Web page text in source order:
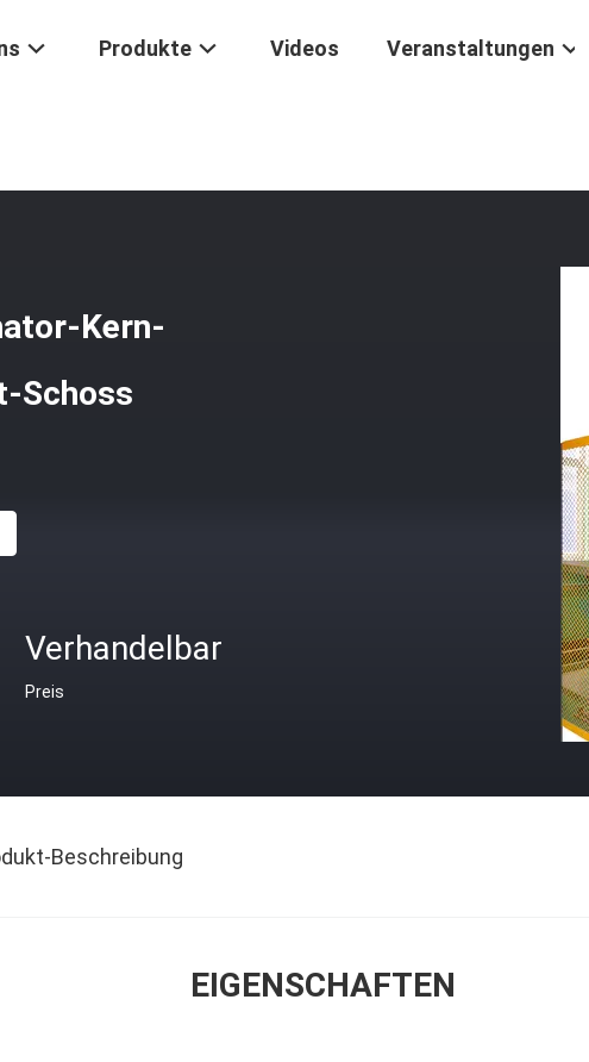
Produkte Videos Veranstaltungen
Kern-
Schoss
Verhandelbar
Preis
Beschreibung
EIGENSCHAFTEN